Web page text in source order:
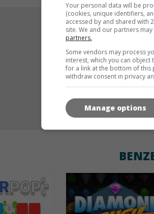
180x180
Your personal data will be
(cookies, unique identifiers,
accessed by and shared with
site. We and our partners
partners.
Some vendors may process
interest, which you can
for a link at the bottom of this
withdraw consent in privacy
Manage options